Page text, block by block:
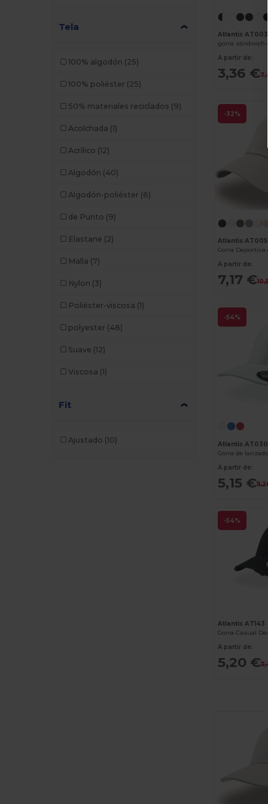
Build Your Brand
Carhartt
Case Logic
CG International
Cherokee (4)
Chipolo (2)
Clubclass
Craghoppers
Dickies (8)
Dickies Medical
(2)
Ecologie (8)
Egotier (1257)
EgotierPro
Ekston
Elevate Essentials
Tela
100% algodón (25)
100% poliéster (25)
50% materiales reciclados (9)
Acolchada (1)
Acrílico (12)
Algodón (40)
Algodón-poliéster (6)
de Punto (9)
Elastane (2)
Malla (7)
Nylon (3)
Poliéster-viscosa (1)
polyester (48)
Suave (12)
Viscosa (1)
Fit
Ajustado (10)
Atlantis AT003
gorra sándwich
A partir de:
3,36 €
-32%
Atlantis AT005
A partir de:
7,17 €
-54%
Atlantis AT030
Gorra de
A partir de:
5,15 €
-54%
Atlantis AT143
A partir de:
5,20 €